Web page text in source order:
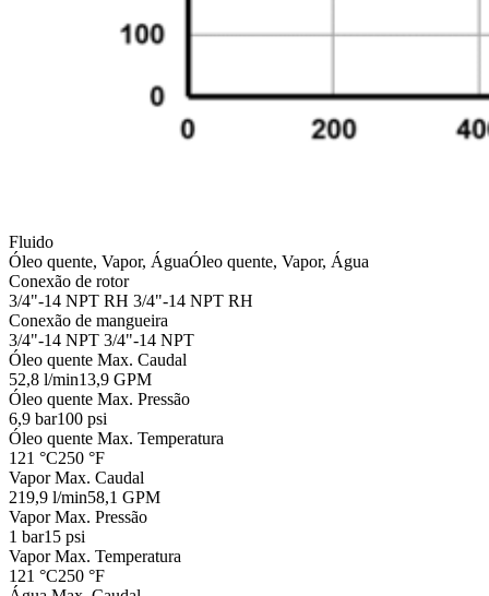
Fluido
Óleo quente, Vapor, ÁguaÓleo quente, Vapor, Água
Conexão de rotor
3/4"-14 NPT RH 3/4"-14 NPT RH
Conexão de mangueira
3/4"-14 NPT 3/4"-14 NPT
Óleo quente Max. Caudal
52,8 l/min13,9 GPM
Óleo quente Max. Pressão
6,9 bar100 psi
Óleo quente Max. Temperatura
121 °C250 °F
Vapor Max. Caudal
219,9 l/min58,1 GPM
Vapor Max. Pressão
1 bar15 psi
Vapor Max. Temperatura
121 °C250 °F